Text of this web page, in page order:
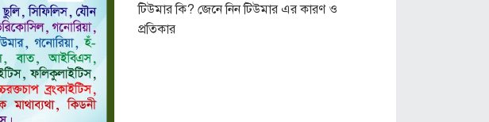
টিউমার কি? জেনে নিন টিউমার এর কারণ ও
প্রতিকার